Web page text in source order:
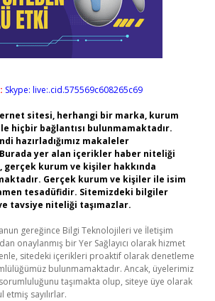
Skype: live:.cid.575569c608265c69
sitesi, herhangi bir marka, kurum
hiçbir bağlantısı bulunmamaktadır.
hazırladığımız makaleler
yer alan içerikler haber niteliği
gerçek kurum ve kişiler hakkında
Gerçek kurum ve kişiler ile isim
tesadüfidir. Sitemizdeki bilgiler
tavsiye niteliği taşımazlar.
gereğince Bilgi Teknolojileri ve İletişim
onaylanmış bir Yer Sağlayıcı olarak hizmet
sitedeki içerikleri proaktif olarak denetleme
bulunmamaktadır. Ancak, üyelerimiz
taşımakta olup, siteye üye olarak
sayılırlar.